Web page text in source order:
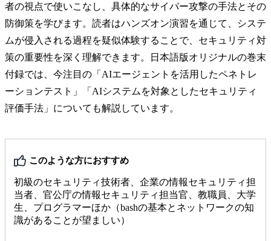
者の視点で使いこなし、具体的なサイバー攻撃の手法とその
防御策を学びます。読者はハンズオン演習を通じて、システ
ムが侵入される過程を疑似体験することで、セキュリティ対
策の重要性を深く理解できます。日本語版オリジナルの巻末
付録では、今注目の「AIエージェントを活用したペネトレ
ーションテスト」「AIシステムを対象としたセキュリティ
評価手法」についても解説しています。
このような方におすすめ
初級のセキュリティ技術者、企業の情報セキュリティ担
当者、官公庁の情報セキュリティ担当官、教職員、大学
生、プログラマーほか（bashの基本とネットワークの知
識があることが望ましい）